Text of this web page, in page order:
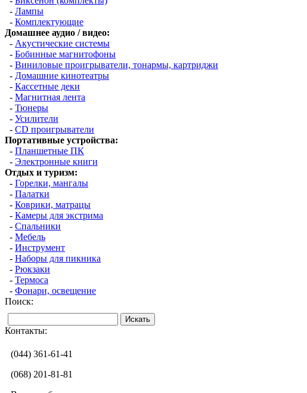
- Лампы
- Комплектующие
Домашнее аудио / видео:
- Акустические системы
- Бобинные магнитофоны
- Виниловые проигрыватели, тонармы, картриджи
- Домашние кинотеатры
- Кассетные деки
- Магнитная лента
- Тюнеры
- Усилители
- CD проигрыватели
Портативные устройства:
- Планшетные ПК
- Электронные книги
Отдых и туризм:
- Горелки, мангалы
- Палатки
- Коврики, матрацы
- Камеры для экстрима
- Спальники
- Мебель
- Инструмент
- Наборы для пикника
- Рюкзаки
- Термоса
- Фонари, освещение
Поиск:
Контакты:
(044) 361-61-41
(068) 201-81-81